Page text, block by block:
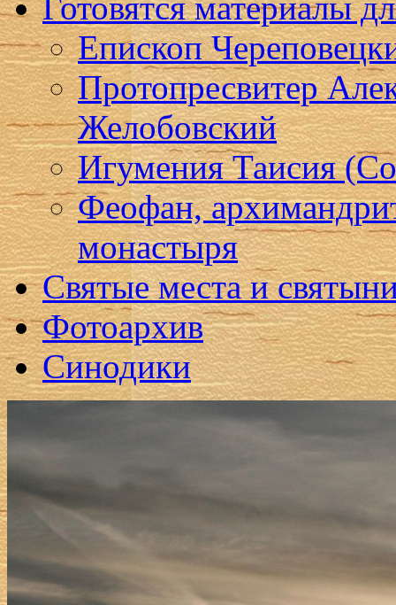
Епископ
Протопресвитер
Желобовский
Игумения Таисия
Феофан,
монастыря
Святые места и
Фотоархив
Синодики